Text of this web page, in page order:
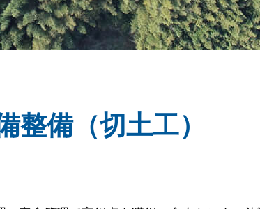
備（切土工）